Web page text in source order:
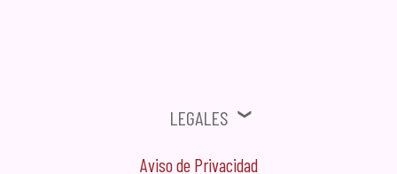
Legales
Aviso de Privacidad